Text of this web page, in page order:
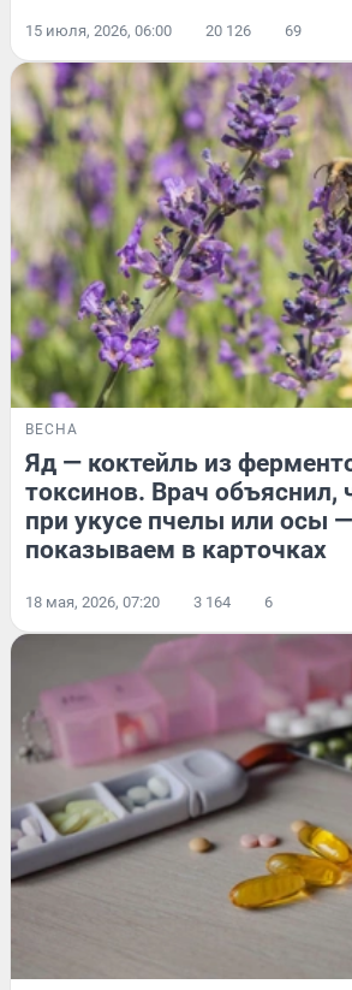
15 июля, 2026, 06:00 20 126 69
ВЕСНА
Яд — коктейль из
токсинов. Врач объяснил,
при укусе пчелы или осы —
показываем в карточках
18 мая, 2026, 07:20 3 164 6